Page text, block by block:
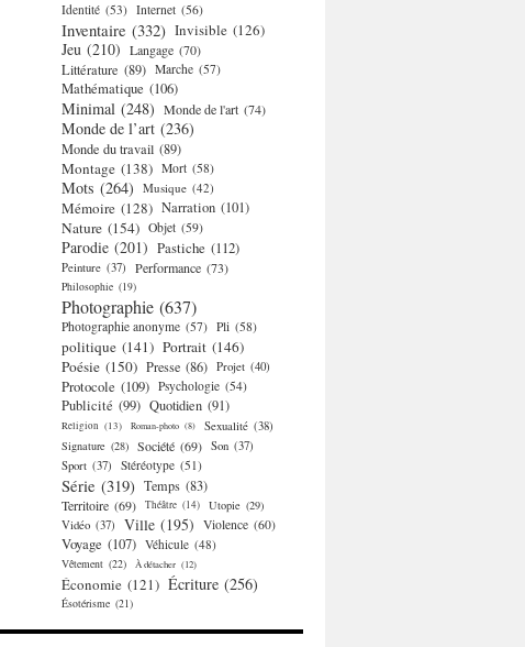
Identité (53) Internet (56)
Inventaire (332) Invisible (126)
Jeu (210) Langage (70)
Littérature (89) Marche (57)
Mathématique (106)
Minimal (248) Monde de l'art (74)
Monde de l’art (236)
Monde du travail (89)
Montage (138) Mort (58)
Mots (264) Musique (42)
Mémoire (128) Narration (101)
Nature (154) Objet (59)
Parodie (201) Pastiche (112)
Peinture (37) Performance (73)
Philosophie (19)
Photographie (637)
Photographie anonyme (57) Pli (58)
politique (141) Portrait (146)
Poésie (150) Presse (86) Projet (40)
Protocole (109) Psychologie (54)
Publicité (99) Quotidien (91)
Religion (13) Roman-photo (8) Sexualité (38)
Signature (28) Société (69) Son (37)
Sport (37) Stéréotype (51)
Série (319) Temps (83)
Territoire (69) Théâtre (14) Utopie (29)
Vidéo (37) Ville (195) Violence (60)
Voyage (107) Véhicule (48)
Vêtement (22) À détacher (12)
Économie (121) Écriture (256)
Ésotérisme (21)